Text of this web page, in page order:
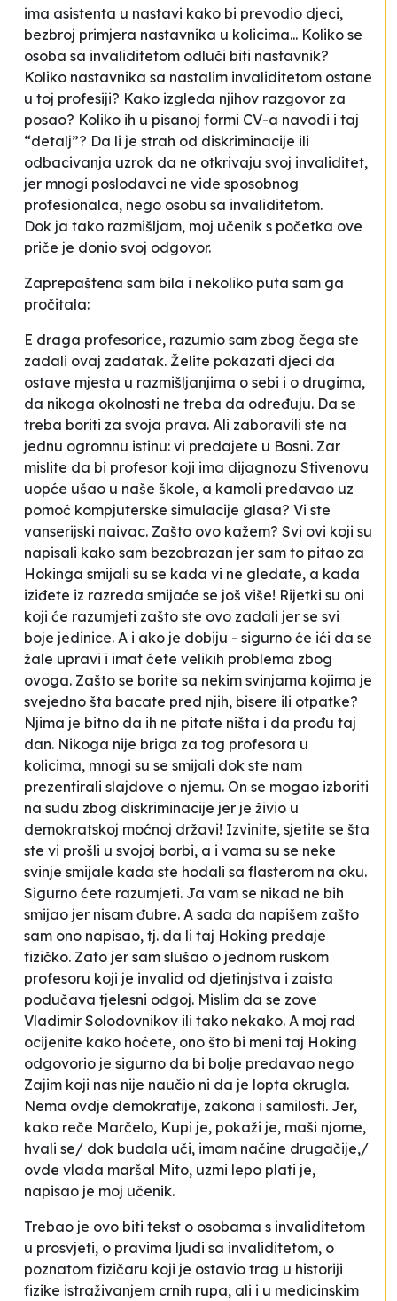
ima asistenta u nastavi kako bi prevodio djeci,
bezbroj primjera nastavnika u kolicima... Koliko se
osoba sa invaliditetom odluči biti nastavnik?
Koliko nastavnika sa nastalim invaliditetom ostane
u toj profesiji? Kako izgleda njihov razgovor za
posao? Koliko ih u pisanoj formi CV-a navodi i taj
“detalj”? Da li je strah od diskriminacije ili
odbacivanja uzrok da ne otkrivaju svoj invaliditet,
jer mnogi poslodavci ne vide sposobnog
profesionalca, nego osobu sa invaliditetom.
Dok ja tako razmišljam, moj učenik s početka ove
priče je donio svoj odgovor.
Zaprepaštena sam bila i nekoliko puta sam ga
pročitala:
E draga profesorice, razumio sam zbog čega ste
zadali ovaj zadatak. Želite pokazati djeci da
ostave mjesta u razmišljanjima o sebi i o drugima,
da nikoga okolnosti ne treba da određuju. Da se
treba boriti za svoja prava. Ali zaboravili ste na
jednu ogromnu istinu: vi predajete u Bosni. Zar
mislite da bi profesor koji ima dijagnozu Stivenovu
uopće ušao u naše škole, a kamoli predavao uz
pomoć kompjuterske simulacije glasa? Vi ste
vanserijski naivac. Zašto ovo kažem? Svi ovi koji su
napisali kako sam bezobrazan jer sam to pitao za
Hokinga smijali su se kada vi ne gledate, a kada
iziđete iz razreda smijaće se još više! Rijetki su oni
koji će razumjeti zašto ste ovo zadali jer se svi
boje jedinice. A i ako je dobiju - sigurno će ići da se
žale upravi i imat ćete velikih problema zbog
ovoga. Zašto se borite sa nekim svinjama kojima je
svejedno šta bacate pred njih, bisere ili otpatke?
Njima je bitno da ih ne pitate ništa i da prođu taj
dan. Nikoga nije briga za tog profesora u
kolicima, mnogi su se smijali dok ste nam
prezentirali slajdove o njemu. On se mogao izboriti
na sudu zbog diskriminacije jer je živio u
demokratskoj moćnoj državi! Izvinite, sjetite se šta
ste vi prošli u svojoj borbi, a i vama su se neke
svinje smijale kada ste hodali sa flasterom na oku.
Sigurno ćete razumjeti. Ja vam se nikad ne bih
smijao jer nisam đubre. A sada da napišem zašto
sam ono napisao, tj. da li taj Hoking predaje
fizičko. Zato jer sam slušao o jednom ruskom
profesoru koji je invalid od djetinjstva i zaista
podučava tjelesni odgoj. Mislim da se zove
Vladimir Solodovnikov ili tako nekako. A moj rad
ocijenite kako hoćete, ono što bi meni taj Hoking
odgovorio je sigurno da bi bolje predavao nego
Zajim koji nas nije naučio ni da je lopta okrugla.
Nema ovdje demokratije, zakona i samilosti. Jer,
kako reče Marčelo, Kupi je, pokaži je, maši njome,
hvali se/ dok budala uči, imam načine drugačije,/
ovde vlada maršal Mito, uzmi lepo plati je,
napisao je moj učenik.
Trebao je ovo biti tekst o osobama s invaliditetom
u prosvjeti, o pravima ljudi sa invaliditetom, o
poznatom fizičaru koji je ostavio trag u historiji
fizike istraživanjem crnih rupa, ali i u medicinskim